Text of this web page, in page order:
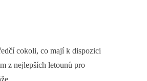
cokoli, co mají k dispozici
z nejlepších letounů pro